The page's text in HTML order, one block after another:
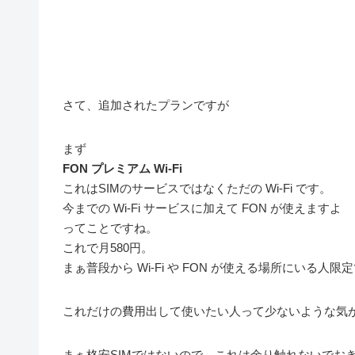
さて、追加されたプランですが
まず
FON プレミアム Wi-Fi
これはSIMのサービスではなくただの Wi-Fi です。
今までの Wi-Fi サービスに加えて FON が使えますよ
ってことですね。
これで月580円。
まぁ普段から Wi-Fi や FON が使える場所にいる人限定
これだけの費用出して使いたい人って少ないような気